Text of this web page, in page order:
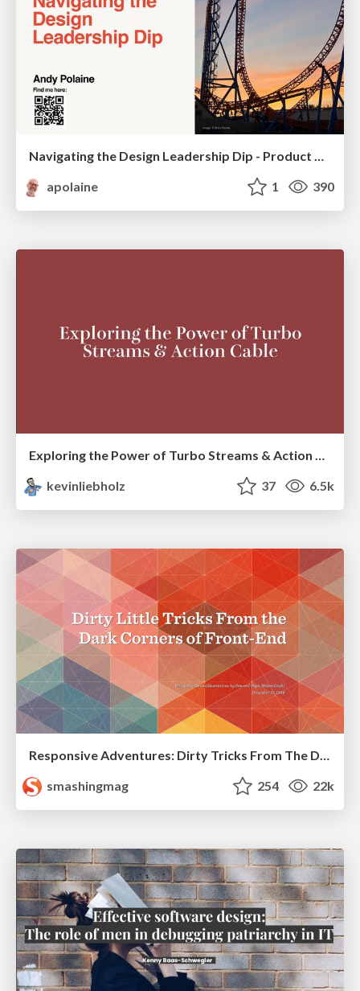
Navigating the Design Leadership Dip - Product Design Week Design Leaders+ Conference 2024
apolaine
1 390
Exploring the Power of Turbo Streams & Action Cable | RailsConf2023
kevinliebholz
37 6.5k
smashingmag
254 22k